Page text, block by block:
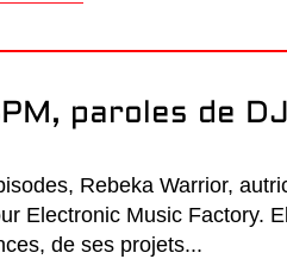
paroles de
Rebeka Warrior,
Electronic Music Factory.
de ses projets...